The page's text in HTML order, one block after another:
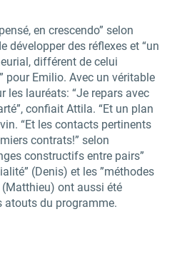
en crescendo” selon
développer des réflexes et “un
différent de celui
” pour Emilio. Avec un véritable
les lauréats: “Je repars avec
confiait Attila. “Et un plan
“Et les contacts pertinents
contrats!” selon
constructifs entre pairs”
” (Denis) et les ”méthodes
(Matthieu) ont aussi été
atouts du programme.